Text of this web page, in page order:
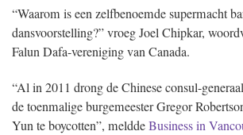
“Waarom is een zelfbenoemde supermacht
dansvoorstelling?” vroeg Joel Chipkar,
Falun Dafa-vereniging van Canada.
“Al in 2011 drong de Chinese consul-
de toenmalige burgemeester Gregor
Yun te boycotten”, melddeBusiness in